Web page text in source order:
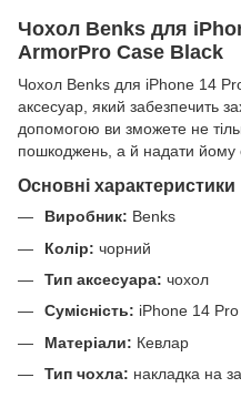
Чохол Benks для
ArmorPro Case Black
Чохол Benks для iPhone 14
аксесуар, який забезпечить
допомогою ви зможете не
пошкоджень, а й надати йому
Основні характеристики
Виробник: Benks
Колір: чорний
Тип аксесуара: чохол
Сумісність: iPhone 14
Матеріали: Кевлар
Тип чохла: накладка на